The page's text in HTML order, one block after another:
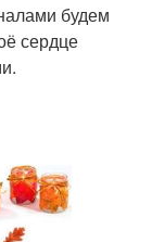
будем
сердце